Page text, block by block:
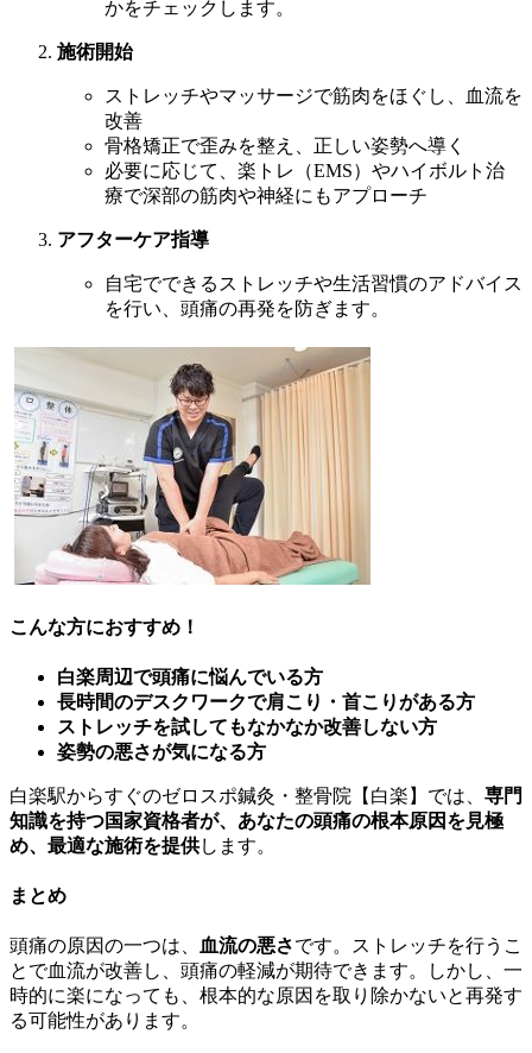
かをチェックします。
施術開始
ストレッチやマッサージで筋肉をほぐし、血流を
改善
骨格矯正で歪みを整え、正しい姿勢へ導く
必要に応じて、楽トレ（EMS）やハイボルト治
療で深部の筋肉や神経にもアプローチ
アフターケア指導
自宅でできるストレッチや生活習慣のアドバイス
を行い、頭痛の再発を防ぎます。
こんな方におすすめ！
白楽周辺で頭痛に悩んでいる方
長時間のデスクワークで肩こり・首こりがある方
ストレッチを試してもなかなか改善しない方
姿勢の悪さが気になる方
白楽駅からすぐのゼロスポ鍼灸・整骨院【白楽】では、 専門
知識を持つ国家資格者が、あなたの頭痛の根本原因を見極
め、最適な施術を提供します。
まとめ
頭痛の原因の一つは、 血流の悪さです。ストレッチを行うこ
とで血流が改善し、頭痛の軽減が期待できます。しかし、一
時的に楽になっても、根本的な原因を取り除かないと再発す
る可能性があります。